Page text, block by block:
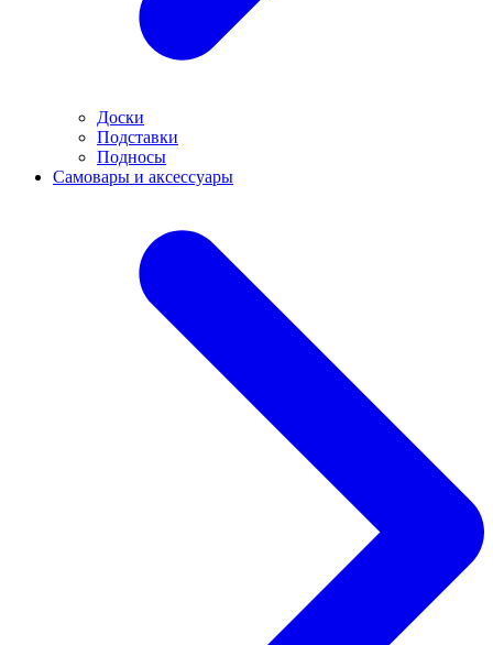
Доски
Подставки
Подносы
Самовары и аксессуары